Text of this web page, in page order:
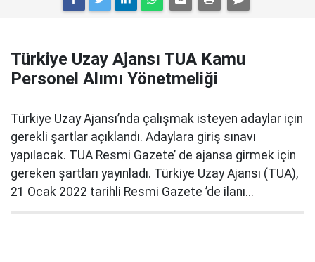
Türkiye Uzay Ajansı TUA Kamu
Personel Alımı Yönetmeliği
Türkiye Uzay Ajansı’nda çalışmak isteyen adaylar için
gerekli şartlar açıklandı. Adaylara giriş sınavı
yapılacak. TUA Resmi Gazete’ de ajansa girmek için
gereken şartları yayınladı. Türkiye Uzay Ajansı (TUA),
21 Ocak 2022 tarihli Resmi Gazete ’de ilanı...